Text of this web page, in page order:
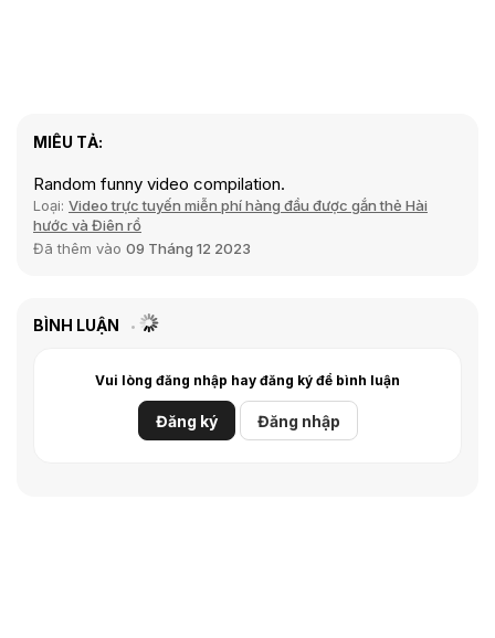
MIÊU TẢ:
Random funny video compilation.
Loại: Video trực tuyến miễn phí hàng đầu được gắn thẻ Hài
hước và Điên rồ
Đã thêm vào 09 Tháng 12 2023
BÌNH LUẬN
Vui lòng đăng nhập hay đăng ký để bình luận
Đăng ký Đăng nhập